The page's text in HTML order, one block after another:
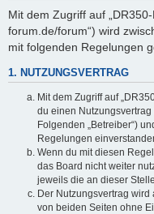
Mit dem Zugriff auf
forum.de/forum“) wird
mit folgenden Regelungen
1. NUTZUNGSVERTRAG
Mit dem Zugriff auf
du einen
Folgenden „Betreiber“)
Regelungen
Wenn du mit diesen
das Board nicht weiter
jeweils die an dieser
Der Nutzungsvertrag
von beiden Seiten ohne